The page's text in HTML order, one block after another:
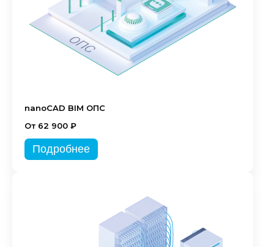
nanoCAD BIM ОПС
От 62 900 ₽
Подробнее